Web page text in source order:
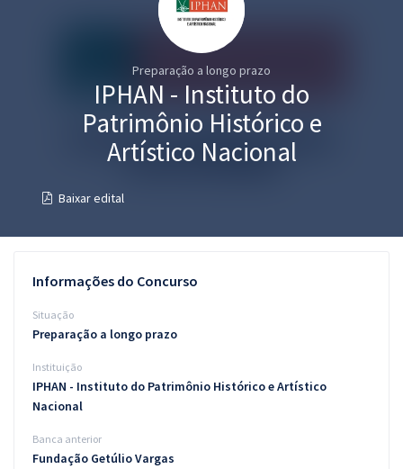
Graduação
Mentorias
Conteúdo gratuito
Blog
Atendimento
Preparação a longo prazo
IPHAN - Instituto do
Patrimônio Histórico e
Artístico Nacional
Baixar edital
Informações do Concurso
Situação
Preparação a longo prazo
Instituição
IPHAN - Instituto do Patrimônio Histórico e Artístico
Nacional
Banca anterior
Fundação Getúlio Vargas